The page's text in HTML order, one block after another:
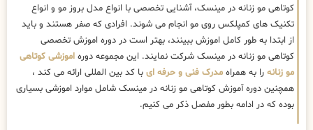
کوتاهی مو زنانه در مینسک، آشنایی تخصصی با انواع مدل بروز مو و انواع
تکنیک های کمپلکس روی مو انجام می شوند. افرادی که صفر هستند و باید
از ابتدا به طور کامل اموزش ببینند، بهتر است در دوره اموزش تخصصی
کوتاهی مو زنانه در مینسک شرکت نمایند. این مجموعه دوره اموزشی کوتاهی
مو زنانه را به همراه مدرک فنی و حرفه ای با کد بین المللی ارائه می کند ،
همچنین دوره آموزش کوتاهی مو زنانه در مینسک شامل موارد اموزشی بسیاری
بوده که در ادامه بطور مفصل ذکر می کنیم.